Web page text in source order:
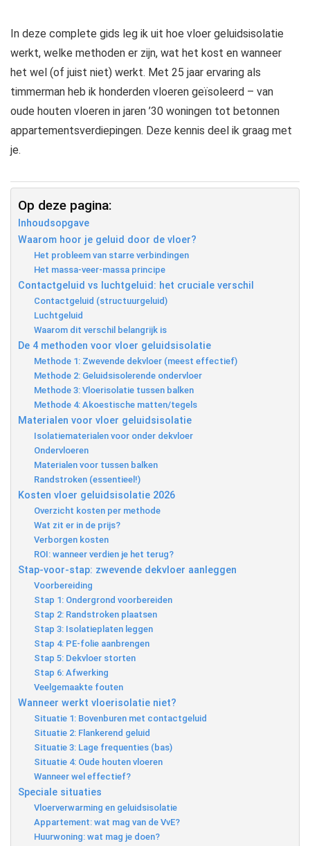
In deze complete gids leg ik uit hoe vloer geluidsisolatie
werkt, welke methoden er zijn, wat het kost en wanneer
het wel (of juist niet) werkt. Met 25 jaar ervaring als
timmerman heb ik honderden vloeren geïsoleerd – van
oude houten vloeren in jaren ’30 woningen tot betonnen
appartementsverdiepingen. Deze kennis deel ik graag met
je.
Op deze pagina:
Inhoudsopgave
Waarom hoor je geluid door de vloer?
Het probleem van starre verbindingen
Het massa-veer-massa principe
Contactgeluid vs luchtgeluid: het cruciale verschil
Contactgeluid (structuurgeluid)
Luchtgeluid
Waarom dit verschil belangrijk is
De 4 methoden voor vloer geluidsisolatie
Methode 1: Zwevende dekvloer (meest effectief)
Methode 2: Geluidsisolerende ondervloer
Methode 3: Vloerisolatie tussen balken
Methode 4: Akoestische matten/tegels
Materialen voor vloer geluidsisolatie
Isolatiematerialen voor onder dekvloer
Ondervloeren
Materialen voor tussen balken
Randstroken (essentieel!)
Kosten vloer geluidsisolatie 2026
Overzicht kosten per methode
Wat zit er in de prijs?
Verborgen kosten
ROI: wanneer verdien je het terug?
Stap-voor-stap: zwevende dekvloer aanleggen
Voorbereiding
Stap 1: Ondergrond voorbereiden
Stap 2: Randstroken plaatsen
Stap 3: Isolatieplaten leggen
Stap 4: PE-folie aanbrengen
Stap 5: Dekvloer storten
Stap 6: Afwerking
Veelgemaakte fouten
Wanneer werkt vloerisolatie niet?
Situatie 1: Bovenburen met contactgeluid
Situatie 2: Flankerend geluid
Situatie 3: Lage frequenties (bas)
Situatie 4: Oude houten vloeren
Wanneer wel effectief?
Speciale situaties
Vloerverwarming en geluidsisolatie
Appartement: wat mag van de VvE?
Huurwoning: wat mag je doen?